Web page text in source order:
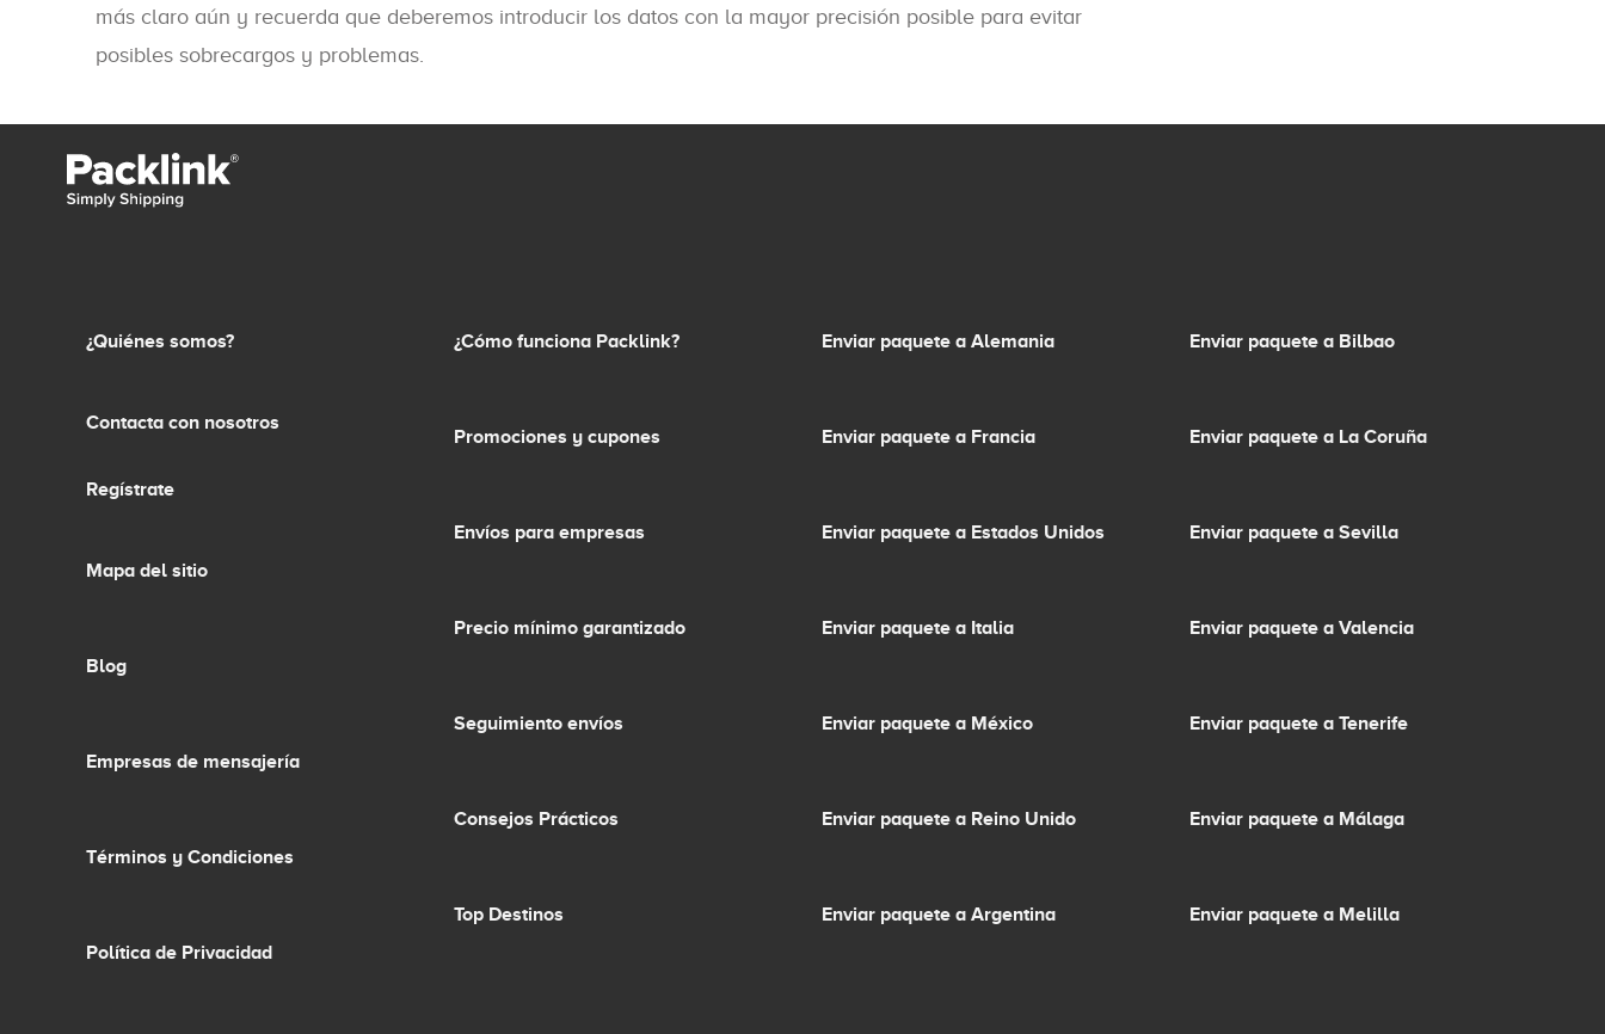
más claro aún y recuerda que deberemos introducir los datos con la mayor precisión posible para evitar
posibles sobrecargos y problemas.
¿Quiénes somos?
Contacta con nosotros
Regístrate
Mapa del sitio
Blog
Empresas de mensajería
Términos y Condiciones
Política de Privacidad
¿Cómo funciona Packlink?
Promociones y cupones
Envíos para empresas
Precio mínimo garantizado
Seguimiento envíos
Consejos Prácticos
Top Destinos
Enviar paquete a Alemania
Enviar paquete a Francia
Enviar paquete a Estados Unidos
Enviar paquete a Italia
Enviar paquete a México
Enviar paquete a Reino Unido
Enviar paquete a Argentina
Enviar paquete a Bilbao
Enviar paquete a La Coruña
Enviar paquete a Sevilla
Enviar paquete a Valencia
Enviar paquete a Tenerife
Enviar paquete a Málaga
Enviar paquete a Melilla